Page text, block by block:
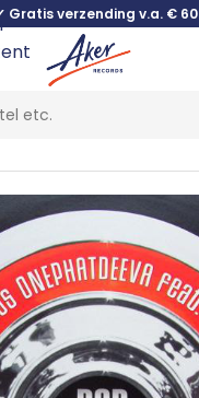
Gratis verzending v.a. € 60